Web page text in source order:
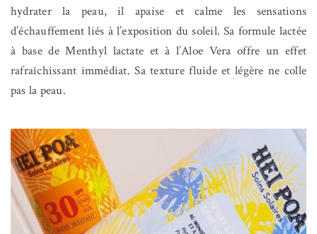
hydrater la peau, il apaise et calme les sensations
d’échauffement liés à l’exposition du soleil. Sa formule lactée
à base de Menthyl lactate et à l’Aloe Vera offre un effet
rafraîchissant immédiat. Sa texture fluide et légère ne colle
pas la peau.